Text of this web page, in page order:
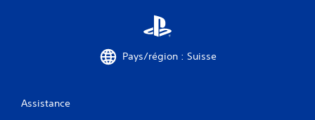
Pays/région : Suisse
Assistance